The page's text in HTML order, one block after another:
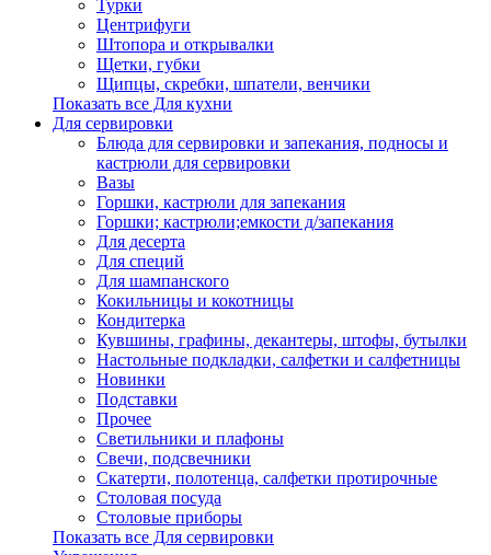
Турки
Центрифуги
Штопора и открывалки
Щетки, губки
Щипцы, скребки, шпатели, венчики
Показать все Для кухни
Для сервировки
Блюда для сервировки и запекания, подносы и
кастрюли для сервировки
Вазы
Горшки, кастрюли для запекания
Горшки; кастрюли;емкости д/запекания
Для десерта
Для специй
Для шампанского
Кокильницы и кокотницы
Кондитерка
Кувшины, графины, декантеры, штофы, бутылки
Настольные подкладки, салфетки и салфетницы
Новинки
Подставки
Прочее
Светильники и плафоны
Свечи, подсвечники
Скатерти, полотенца, салфетки протирочные
Столовая посуда
Столовые приборы
Показать все Для сервировки